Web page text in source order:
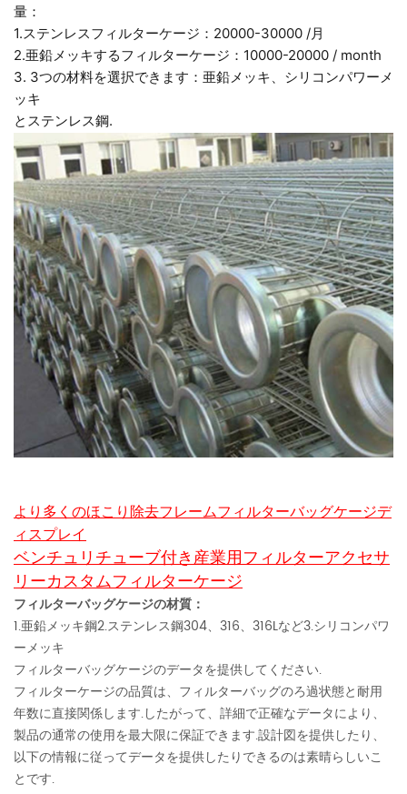
量：
1.ステンレスフィルターケージ：20000-30000 /月
2.亜鉛メッキするフィルターケージ：10000-20000 / month
3. 3つの材料を選択できます：亜鉛メッキ、シリコンパワーメ
ッキ
とステンレス鋼.
より多くのほこり除去フレームフィルターバッグケージデ
ィスプレイ
ベンチュリチューブ付き産業用フィルターアクセサ
リーカスタムフィルターケージ
フィルターバッグケージの材質：
1.亜鉛メッキ鋼2.ステンレス鋼304、316、316Lなど3.シリコンパワ
ーメッキ
フィルターバッグケージのデータを提供してください.
フィルターケージの品質は、フィルターバッグのろ過状態と耐用
年数に直接関係します.したがって、詳細で正確なデータにより、
製品の通常の使用を最大限に保証できます.設計図を提供したり、
以下の情報に従ってデータを提供したりできるのは素晴らしいこ
とです.